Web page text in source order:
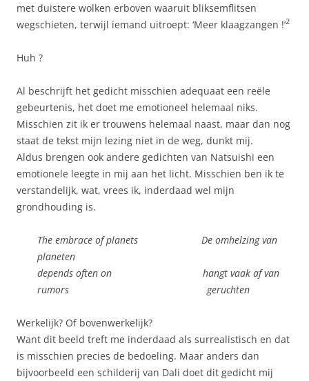
met duistere wolken erboven waaruit bliksemflitsen
wegschieten, terwijl iemand uitroept: ‘Meer klaagzangen !’2
Huh ?
Al beschrijft het gedicht misschien adequaat een reële
gebeurtenis, het doet me emotioneel helemaal niks.
Misschien zit ik er trouwens helemaal naast, maar dan nog
staat de tekst mijn lezing niet in de weg, dunkt mij.
Aldus brengen ook andere gedichten van Natsuishi een
emotionele leegte in mij aan het licht. Misschien ben ik te
verstandelijk, wat, vrees ik, inderdaad wel mijn
grondhouding is.
The embrace of planets De omhelzing van
planeten
depends often on hangt vaak af van
rumors geruchten
Werkelijk? Of bovenwerkelijk?
Want dit beeld treft me inderdaad als surrealistisch en dat
is misschien precies de bedoeling. Maar anders dan
bijvoorbeeld een schilderij van Dali doet dit gedicht mij